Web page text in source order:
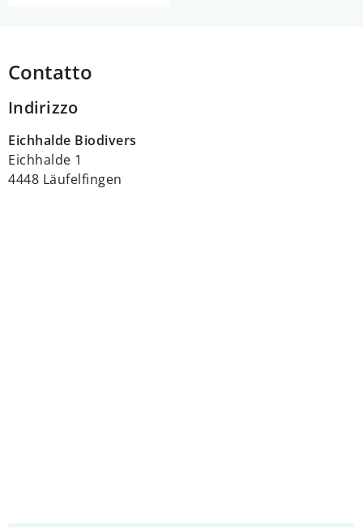
Contatto
Indirizzo
Eichhalde Biodivers
Eichhalde 1
4448 Läufelfingen